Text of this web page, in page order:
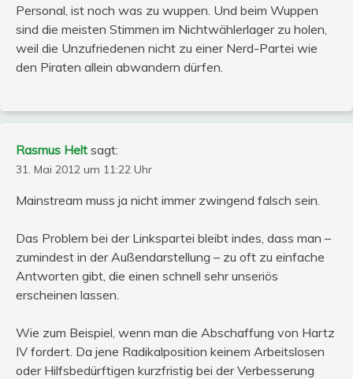
Personal, ist noch was zu wuppen. Und beim Wuppen
sind die meisten Stimmen im Nichtwählerlager zu holen,
weil die Unzufriedenen nicht zu einer Nerd-Partei wie
den Piraten allein abwandern dürfen.
Rasmus Helt sagt:
31. Mai 2012 um 11:22 Uhr
Mainstream muss ja nicht immer zwingend falsch sein.
Das Problem bei der Linkspartei bleibt indes, dass man –
zumindest in der Außendarstellung – zu oft zu einfache
Antworten gibt, die einen schnell sehr unseriös
erscheinen lassen.
Wie zum Beispiel, wenn man die Abschaffung von Hartz
IV fordert. Da jene Radikalposition keinem Arbeitslosen
oder Hilfsbedürftigen kurzfristig bei der Verbesserung